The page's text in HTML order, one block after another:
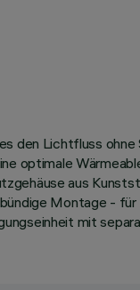
den Lichtfluss
optimale
aus
Montage -
mit